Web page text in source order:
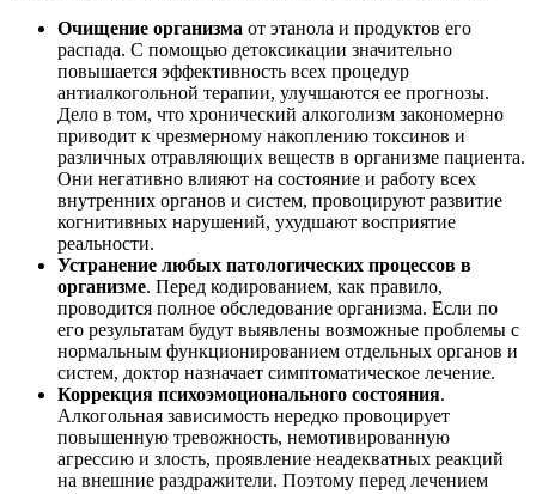
Очищение организма от этанола и продуктов его
распада. С помощью детоксикации значительно
повышается эффективность всех процедур
антиалкогольной терапии, улучшаются ее прогнозы.
Дело в том, что хронический алкоголизм закономерно
приводит к чрезмерному накоплению токсинов и
различных отравляющих веществ в организме пациента.
Они негативно влияют на состояние и работу всех
внутренних органов и систем, провоцируют развитие
когнитивных нарушений, ухудшают восприятие
реальности.
Устранение любых патологических процессов в
организме. Перед кодированием, как правило,
проводится полное обследование организма. Если по
его результатам будут выявлены возможные проблемы с
нормальным функционированием отдельных органов и
систем, доктор назначает симптоматическое лечение.
Коррекция психоэмоционального состояния.
Алкогольная зависимость нередко провоцирует
повышенную тревожность, немотивированную
агрессию и злость, проявление неадекватных реакций
на внешние раздражители. Поэтому перед лечением